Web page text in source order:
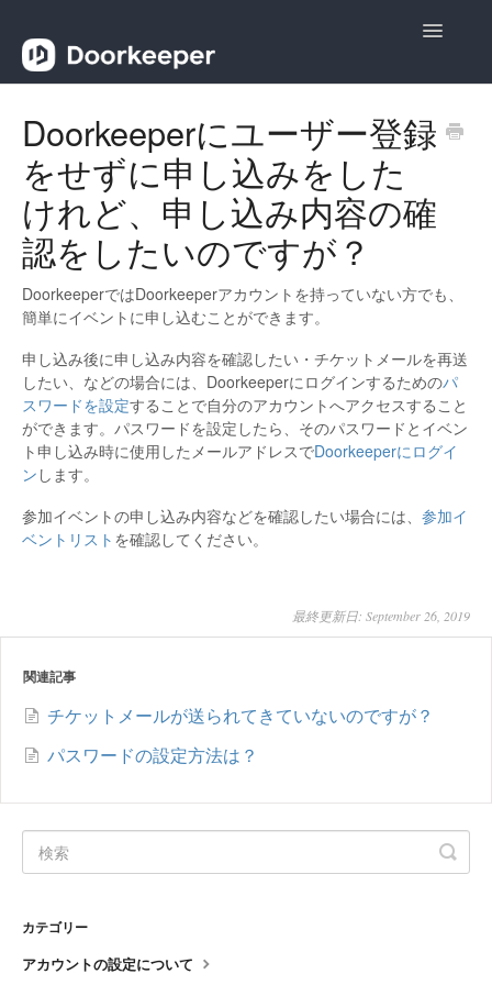
Toggle
主催者向け
参加者向け
お問い合わせ
Doorkeeperにユーザー登録
をせずに申し込みをした
けれど、申し込み内容の確
認をしたいのですが？
DoorkeeperではDoorkeeperアカウントを持っていない方でも、
簡単にイベントに申し込むことができます。
申し込み後に申し込み内容を確認したい・チケットメールを再送
したい、などの場合には、Doorkeeperにログインするためのパ
スワードを設定することで自分のアカウントへアクセスすること
ができます。パスワードを設定したら、そのパスワードとイベン
ト申し込み時に使用したメールアドレスでDoorkeeperにログイ
ン します。
参加イベントの申し込み内容などを確認したい場合には、 参加イ
ベントリスト を確認してください。
最終更新日: September 26, 2019
関連記事
チケットメールが送られてきていないのですが？
パスワードの設定方法は？
カテゴリー
アカウントの設定について